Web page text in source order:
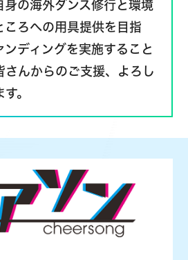
ンディングを実施すること
んからのご支援、よろし
。